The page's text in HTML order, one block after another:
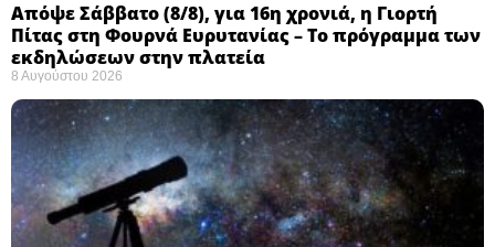
Απόψε Σάββατο (8/8), για 16η χρονιά, η Γιορτή
Πίτας στη Φουρνά Ευρυτανίας – Το πρόγραμμα των
εκδηλώσεων στην πλατεία
8 Αυγούστου 2026